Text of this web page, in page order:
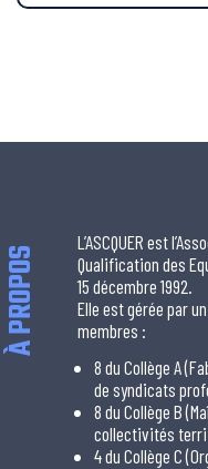
À PROPOS
L’ASCQUER est
Qualification des
15 décembre 1992.
Elle est gérée par
membres :
8 du Collège A
de syndicats
8 du Collège B
collectivités
4 du Collège C